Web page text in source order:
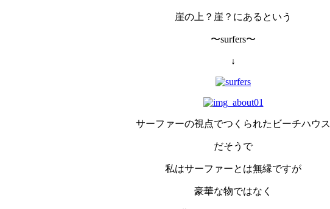
崖の上？崖？にあるという
〜surfers〜
↓
サーファーの視点でつくられたビーチハウス
だそうで
私はサーファーとは無縁ですが
豪華な物ではなく